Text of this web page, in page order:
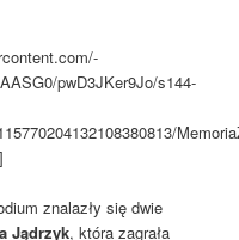
pwD3JKer9Jo/s144-
znalazły się dwie
Jądrzyk, która zagrała